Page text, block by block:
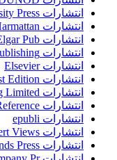
انتشارات Edinburgh University Press
انتشارات Editions L'Harmattan
انتشارات Edward Elgar Pub
انتشارات Edward Elgar Publishing
انتشارات Elsevier
انتشارات Elsevier 1st Edition
انتشارات Emerald Publishing Limited
انتشارات Engineering Science Reference
انتشارات epubli
انتشارات Expert Views
انتشارات Fair Winds Press